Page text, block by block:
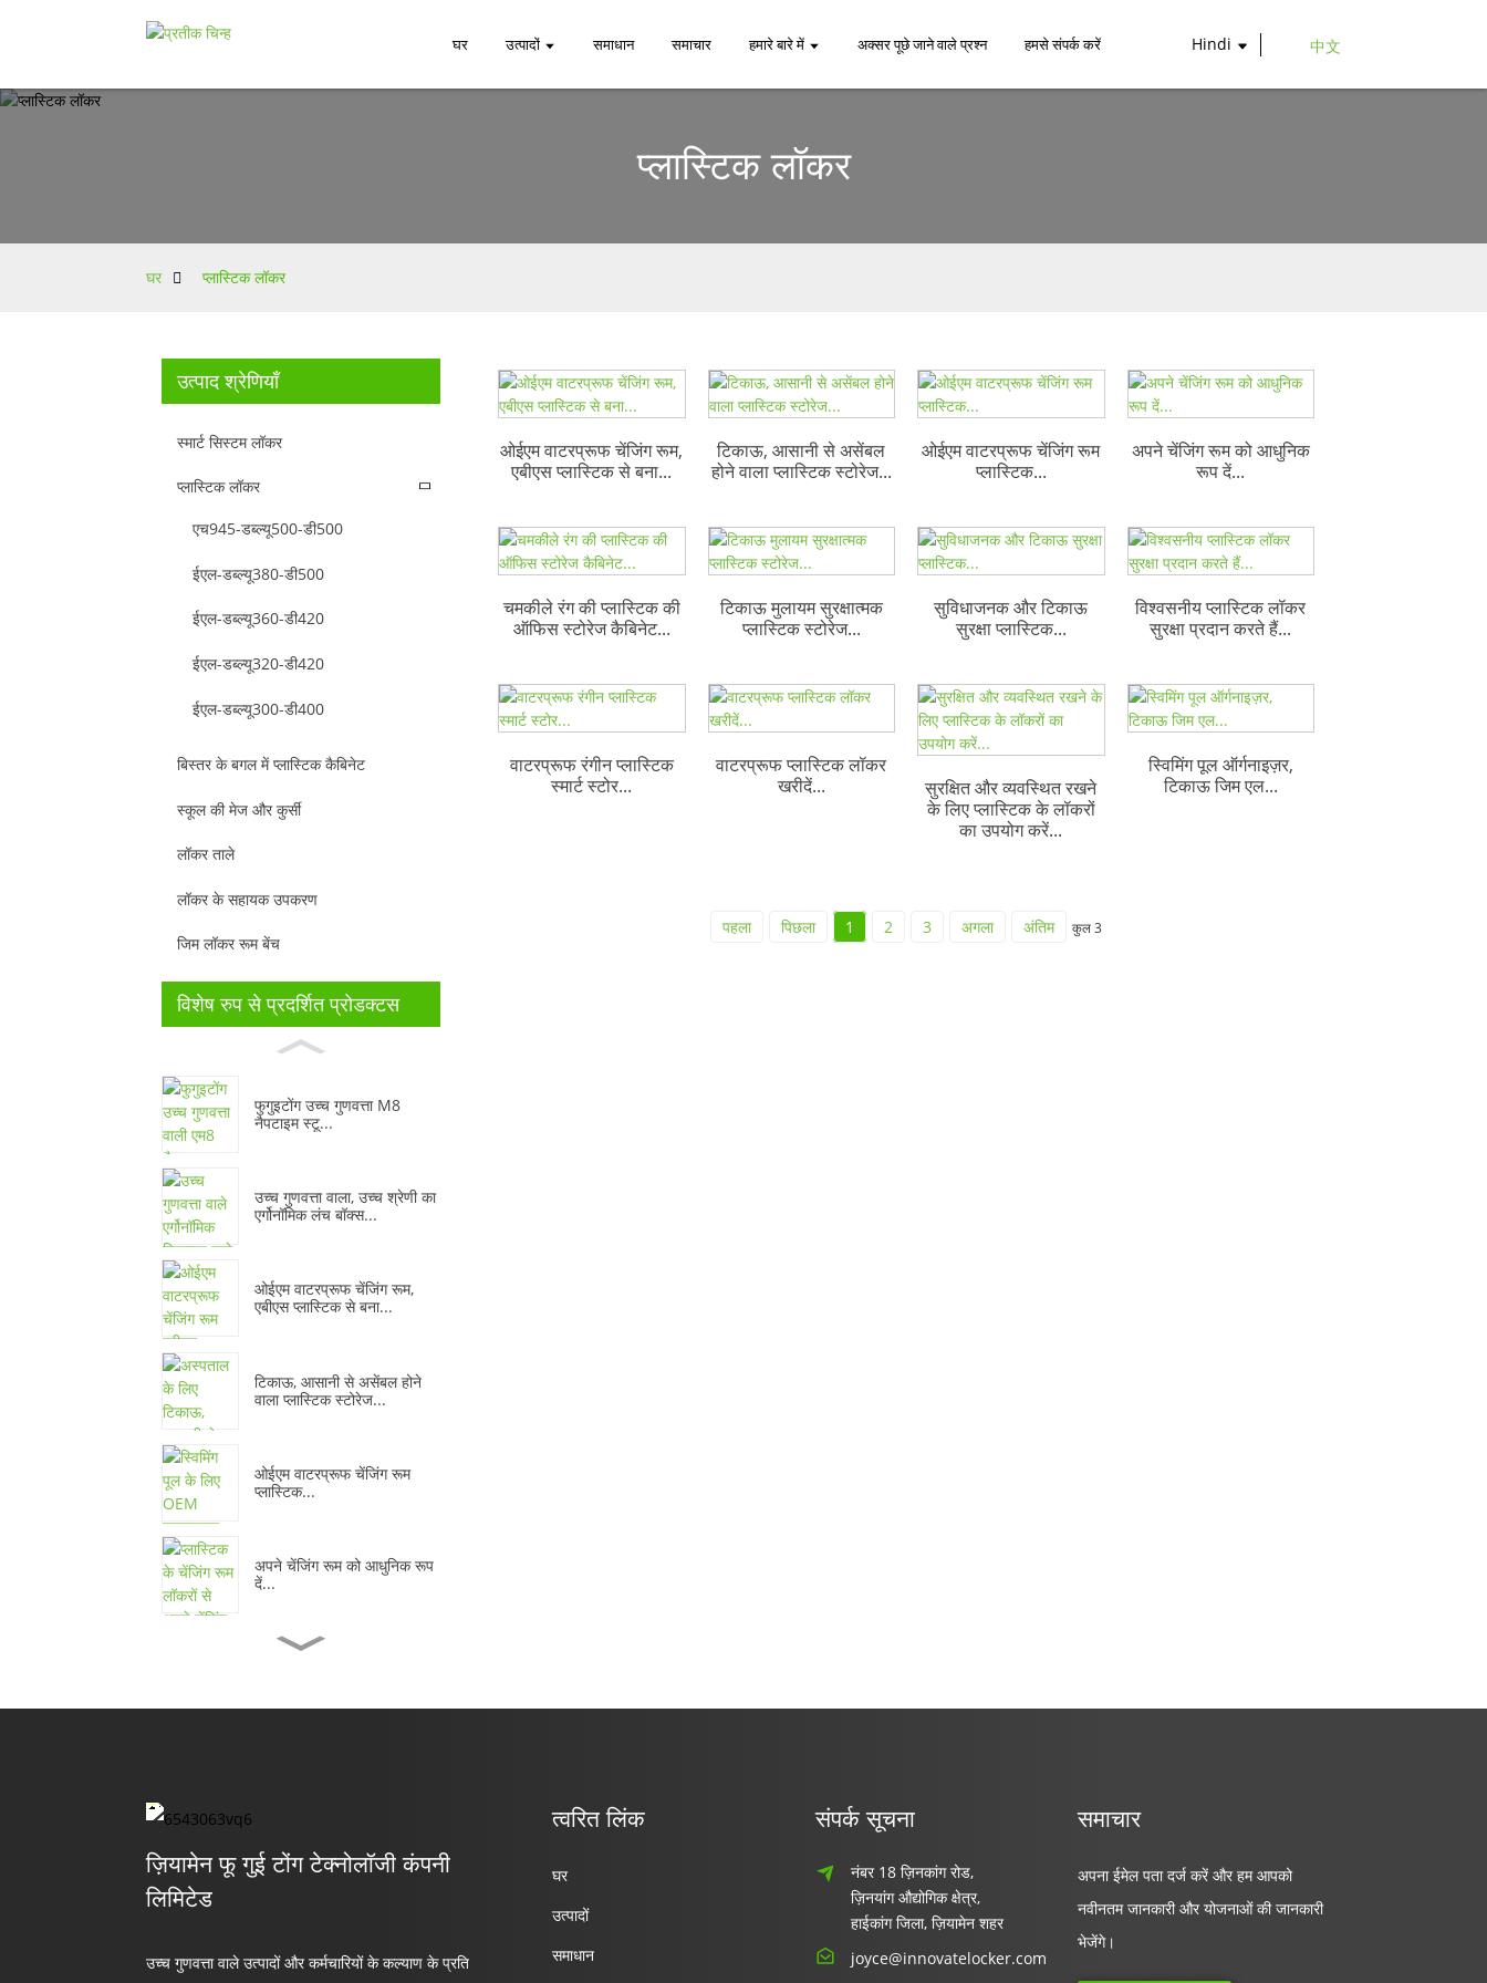
घर उत्पादों समाधान समाचार हमारे बारे में अक्सर पूछे जाने वाले प्रश्न हमसे संपर्क करें Hindi 中文
प्लास्टिक लॉकर
घर प्लास्टिक लॉकर
उत्पाद श्रेणियाँ
स्मार्ट सिस्टम लॉकर
प्लास्टिक लॉकर
एच945-डब्ल्यू500-डी500
ईएल-डब्ल्यू380-डी500
ईएल-डब्ल्यू360-डी420
ईएल-डब्ल्यू320-डी420
ईएल-डब्ल्यू300-डी400
बिस्तर के बगल में प्लास्टिक कैबिनेट
स्कूल की मेज और कुर्सी
लॉकर ताले
लॉकर के सहायक उपकरण
जिम लॉकर रूम बेंच
विशेष रुप से प्रदर्शित प्रोडक्टस
फुगुइटोंग उच्च गुणवत्ता M8
नैपटाइम स्टू...
उच्च गुणवत्ता वाला, उच्च श्रेणी का
एर्गोनॉमिक लंच बॉक्स...
ओईएम वाटरप्रूफ चेंजिंग रूम,
एबीएस प्लास्टिक से बना...
टिकाऊ, आसानी से असेंबल होने
वाला प्लास्टिक स्टोरेज...
ओईएम वाटरप्रूफ चेंजिंग रूम
प्लास्टिक...
अपने चेंजिंग रूम को आधुनिक रूप
दें...
चमकीले रंग की प्लास्टिक की
प्लास्टिक...
प्रदान करते हैं...
ओईएम वाटरप्रूफ चेंजिंग रूम,
एबीएस प्लास्टिक से बना...
टिकाऊ, आसानी से असेंबल
होने वाला प्लास्टिक स्टोरेज...
ओईएम वाटरप्रूफ चेंजिंग रूम
प्लास्टिक...
अपने चेंजिंग रूम को आधुनिक
रूप दें...
चमकीले रंग की प्लास्टिक की
ऑफिस स्टोरेज कैबिनेट...
टिकाऊ मुलायम सुरक्षात्मक
प्लास्टिक स्टोरेज...
सुविधाजनक और टिकाऊ
सुरक्षा प्लास्टिक...
विश्वसनीय प्लास्टिक लॉकर
सुरक्षा प्रदान करते हैं...
वाटरप्रूफ रंगीन प्लास्टिक
स्मार्ट स्टोर...
वाटरप्रूफ प्लास्टिक लॉकर
खरीदें...
सुरक्षित और व्यवस्थित रखने
के लिए प्लास्टिक के लॉकरों
का उपयोग करें...
स्विमिंग पूल ऑर्गनाइज़र,
टिकाऊ जिम एल...
पहला पिछला 1 2 3 अगला अंतिम कुल 3
ज़ियामेन फू गुई टोंग टेक्नोलॉजी कंपनी
लिमिटेड
उच्च गुणवत्ता वाले उत्पादों और कर्मचारियों के कल्याण के प्रति
त्वरित लिंक
घर
उत्पादों
समाधान
संपर्क सूचना
नंबर 18 ज़िनकांग रोड,
ज़िनयांग औद्योगिक क्षेत्र,
हाईकांग जिला, ज़ियामेन शहर
joyce@innovatelocker.com
समाचार
अपना ईमेल पता दर्ज करें और हम आपको
नवीनतम जानकारी और योजनाओं की जानकारी
भेजेंगे।